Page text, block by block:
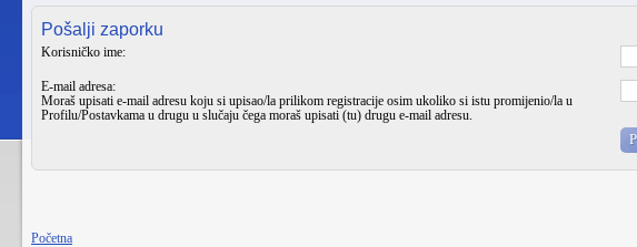
Pošalji zaporku
Korisničko ime:
E-mail adresa:
Moraš upisati e-mail adresu koju si upisao/la prilikom registracije osim ukoliko si istu promijenio/la u
Profilu/Postavkama u drugu u slučaju čega moraš upisati (tu) drugu e-mail adresu.
Početna